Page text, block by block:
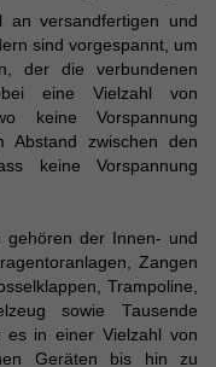
versandfertigen und
sind vorgespannt, um
der die verbundenen
eine Vielzahl von
keine Vorspannung
Abstand zwischen den
keine Vorspannung
gehören der Innen- und
Zangen
Trampoline,
sowie Tausende
es in einer Vielzahl von
Geräten bis hin zu